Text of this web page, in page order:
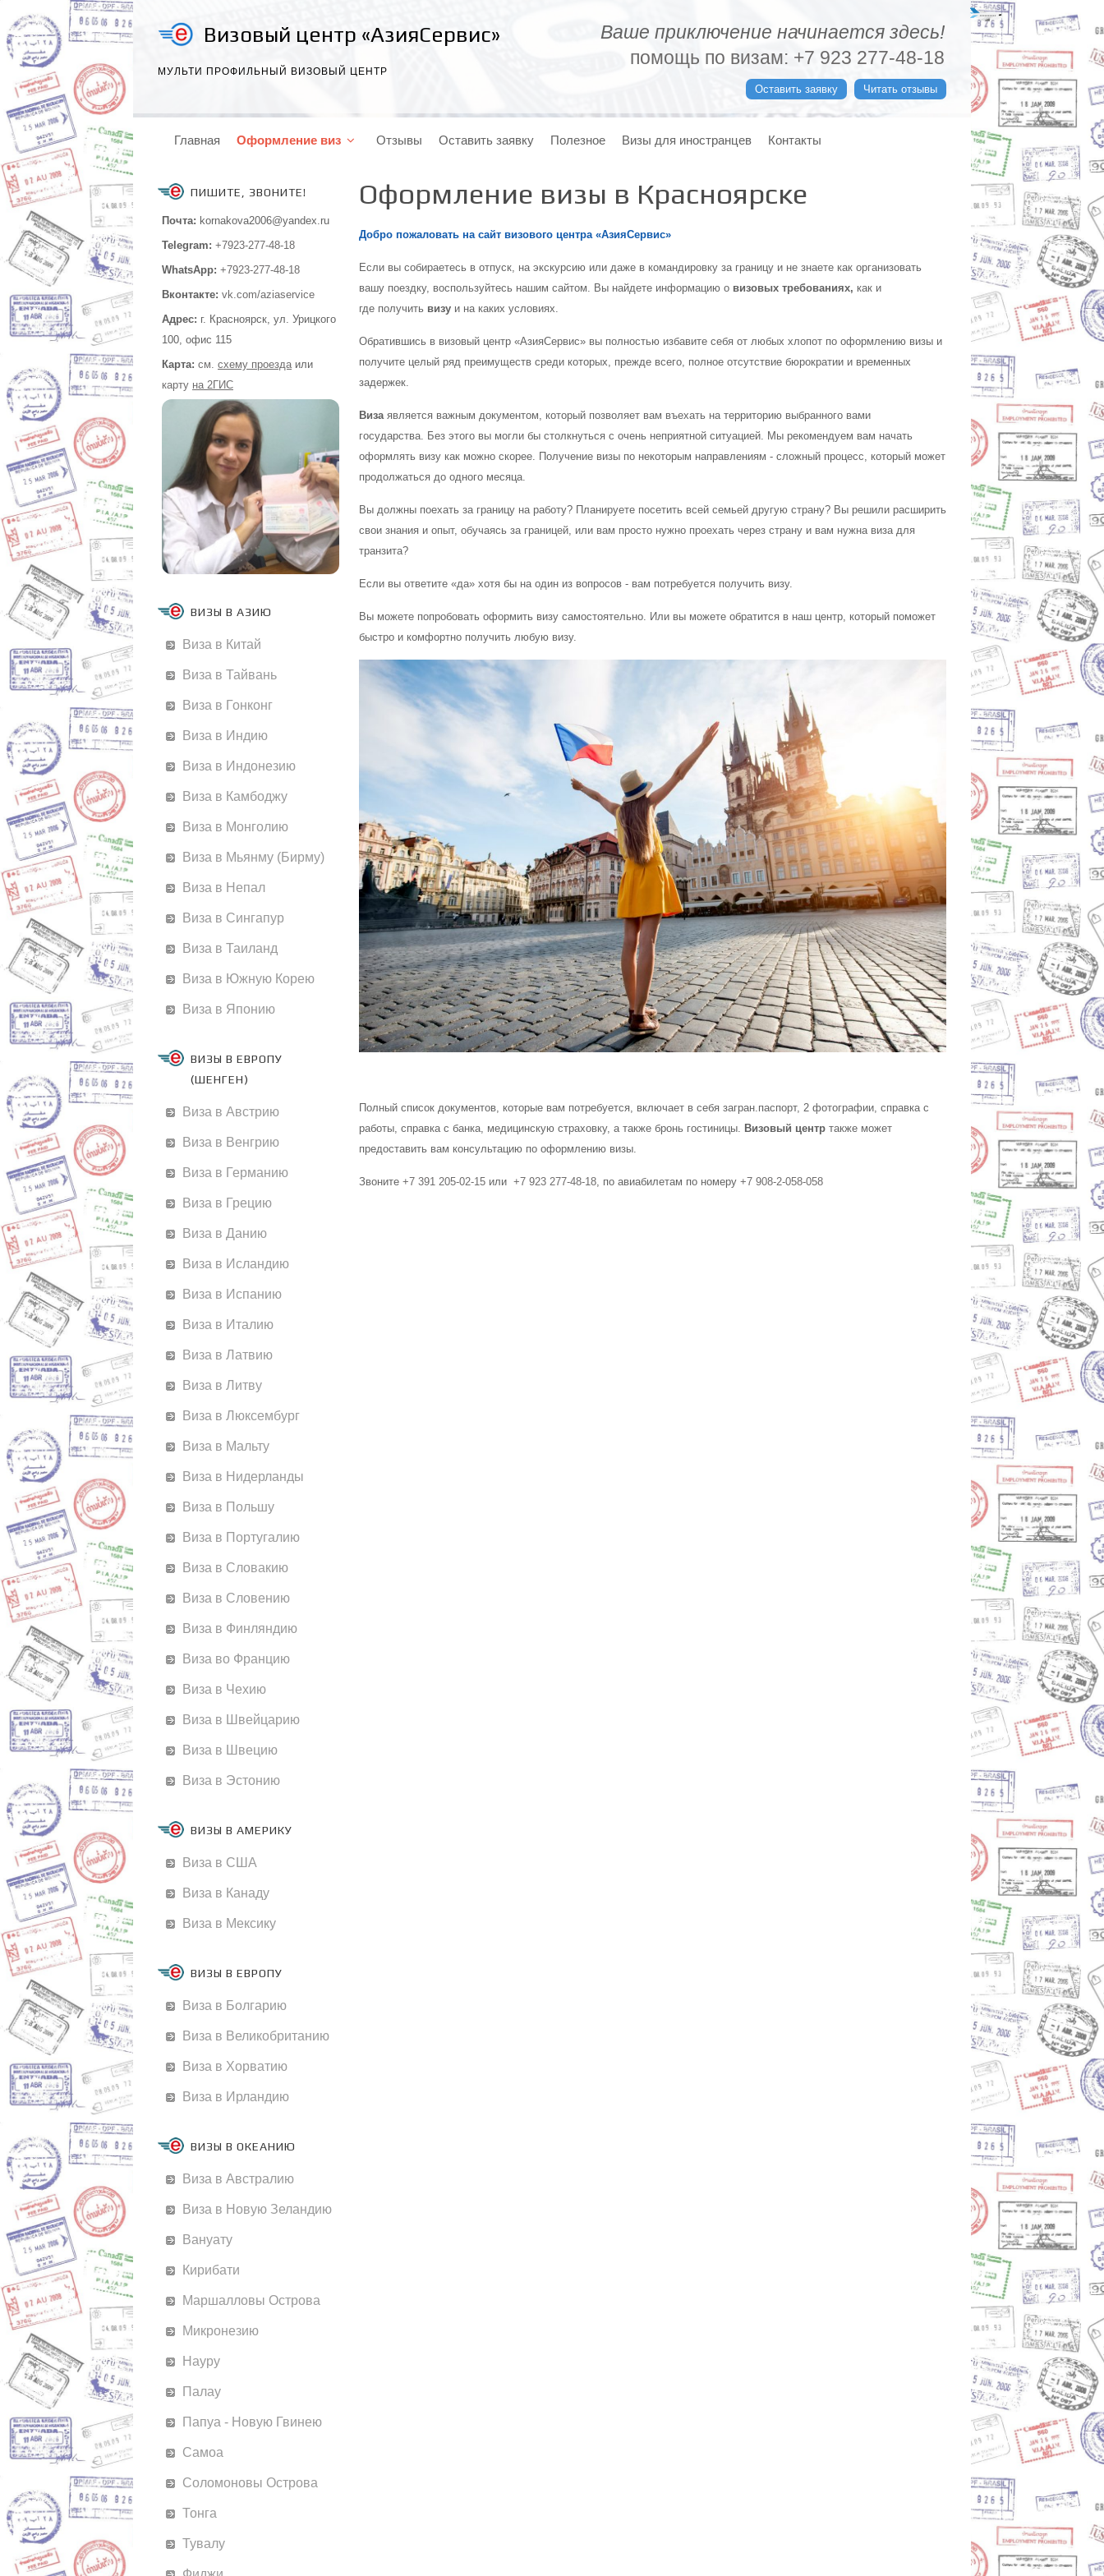
Визовый центр «АзияСервис»
МУЛЬТИ ПРОФИЛЬНЫЙ ВИЗОВЫЙ ЦЕНТР
Ваше приключение начинается здесь!
помощь по визам: +7 923 277-48-18
Оставить заявку Читать отзывы
Главная Оформление виз Отзывы Оставить заявку Полезное Визы для иностранцев Контакты
ПИШИТЕ, ЗВОНИТЕ!
Почта: kornakova2006@yandex.ru
Telegram: +7923-277-48-18
WhatsApp: +7923-277-48-18
Вконтакте: vk.com/aziaservice
Адрес: г. Красноярск, ул. Урицкого
100, офис 115
Карта: см. схему проездаили
карту на 2ГИС
ВИЗЫ В АЗИЮ
Виза в Китай
Виза в Тайвань
Виза в Гонконг
Виза в Индию
Виза в Индонезию
Виза в Камбоджу
Виза в Монголию
Виза в Мьянму (Бирму)
Виза в Непал
Виза в Сингапур
Виза в Таиланд
Виза в Южную Корею
Виза в Японию
ВИЗЫ В ЕВРОПУ
(ШЕНГЕН)
Виза в Австрию
Виза в Венгрию
Виза в Германию
Виза в Грецию
Виза в Данию
Виза в Исландию
Виза в Испанию
Виза в Италию
Виза в Латвию
Виза в Литву
Виза в Люксембург
Виза в Мальту
Виза в Нидерланды
Виза в Польшу
Виза в Португалию
Виза в Словакию
Виза в Словению
Виза в Финляндию
Виза во Францию
Виза в Чехию
Виза в Швейцарию
Виза в Швецию
Виза в Эстонию
ВИЗЫ В АМЕРИКУ
Виза в США
Виза в Канаду
Виза в Мексику
ВИЗЫ В ЕВРОПУ
Виза в Болгарию
Виза в Великобританию
Виза в Хорватию
Виза в Ирландию
ВИЗЫ В ОКЕАНИЮ
Виза в Австралию
Виза в Новую Зеландию
Вануату
Кирибати
Маршалловы Острова
Микронезию
Науру
Палау
Папуа - Новую Гвинею
Самоа
Соломоновы Острова
Тонга
Тувалу
Оформление визы в Красноярске
Добро пожаловать на сайт визового центра «АзияСервис»
Если вы собираетесь в отпуск, на экскурсию или даже в командировку за границу и не знаете как организовать
вашу поездку, воспользуйтесь нашим сайтом. Вы найдете информацию о визовых требованиях, как и
где получить визуи на каких условиях.
Обратившись в визовый центр «АзияСервис» вы полностью избавите себя от любых хлопот по оформлению визы и
получите целый ряд преимуществ среди которых, прежде всего, полное отсутствие бюрократии и временных
задержек.
Визаявляется важным документом, который позволяет вам въехать на территорию выбранного вами
государства. Без этого вы могли бы столкнуться с очень неприятной ситуацией. Мы рекомендуем вам начать
оформлять визу как можно скорее. Получение визы по некоторым направлениям - сложный процесс, который может
продолжаться до одного месяца.
Вы должны поехать за границу на работу? Планируете посетить всей семьей другую страну? Вы решили расширить
свои знания и опыт, обучаясь за границей, или вам просто нужно проехать через страну и вам нужна виза для
транзита?
Если вы ответите «да» хотя бы на один из вопросов - вам потребуется получить визу.
Вы можете попробовать оформить визу самостоятельно. Или вы можете обратится в наш центр, который поможет
быстро и комфортно получить любую визу.
Полный список документов, которые вам потребуется, включает в себя загран.паспорт, 2 фотографии, справка с
работы, справка с банка, медицинскую страховку, а также бронь гостиницы. Визовый центртакже может
предоставить вам консультацию по оформлению визы.
Звоните +7 391 205-02-15или +7 923 277-48-18, по авиабилетам по номеру +7 908-2-058-058